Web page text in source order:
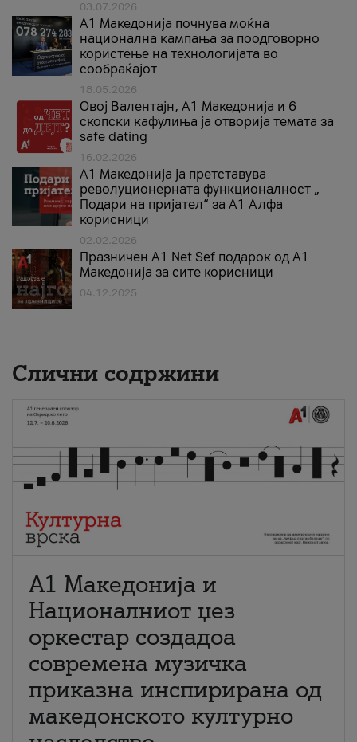
03.07.2026
A1 Македонија почнува моќна
национална кампања за поодговорно
користење на технологијата во
сообраќајот
18.05.2026
Овој Валентајн, A1 Македонија и 6
скопски кафулиња ја отворија темата за
safe dating
16.02.2026
А1 Македонија ја претставува
револуционерната функционалност „
Подари на пријател“ за А1 Алфа
корисници
02.02.2026
Празничен A1 Net Sеf подарок од А1
Македонија за сите корисници
04.12.2025
Слични содржини
А1 Македонија и
Националниот џез
оркестар создадоа
современа музичка
приказна инспирирана од
македонското културно